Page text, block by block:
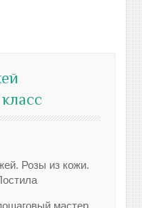
Розы из кожи.